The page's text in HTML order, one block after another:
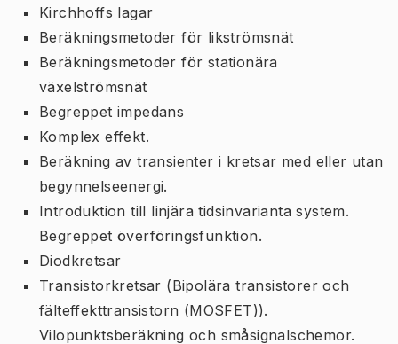
Kirchhoffs lagar
Beräkningsmetoder för likströmsnät
Beräkningsmetoder för stationära
växelströmsnät
Begreppet impedans
Komplex effekt.
Beräkning av transienter i kretsar med eller utan
begynnelseenergi.
Introduktion till linjära tidsinvarianta system.
Begreppet överföringsfunktion.
Diodkretsar
Transistorkretsar (Bipolära transistorer och
fälteffekttransistorn (MOSFET)).
Vilopunktsberäkning och småsignalschemor.